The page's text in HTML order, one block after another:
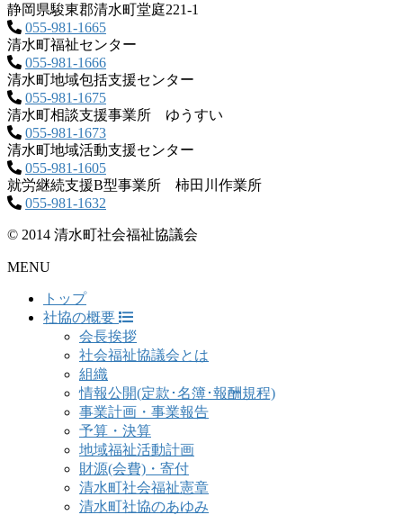
静岡県駿東郡清水町堂庭221‐1
055-981-1665
清水町福祉センター
055-981-1666
清水町地域包括支援センター
055-981-1675
清水町相談支援事業所 ゆうすい
055-981-1673
清水町地域活動支援センター
055-981-1605
就労継続支援B型事業所 柿田川作業所
055-981-1632
© 2014 清水町社会福祉協議会
MENU
トップ
社協の概要
会長挨拶
社会福祉協議会とは
組織
情報公開(定款･名簿･報酬規程)
事業計画・事業報告
予算・決算
地域福祉活動計画
財源(会費)・寄付
清水町社会福祉憲章
清水町社協のあゆみ